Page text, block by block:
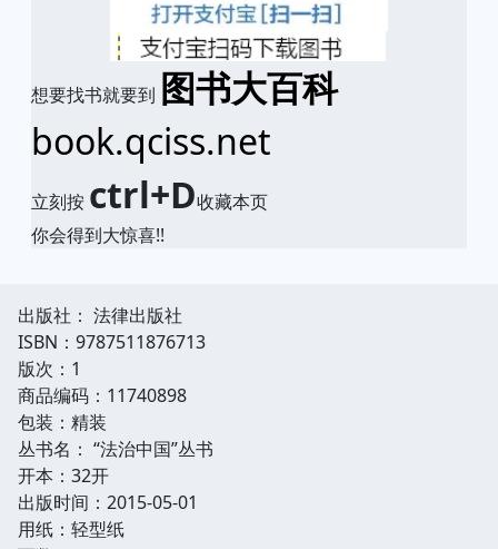
想要找书就要到 图书大百科
book.qciss.net
立刻按 ctrl+D收藏本页
你会得到大惊喜!!
出版社： 法律出版社
ISBN：9787511876713
版次：1
商品编码：11740898
包装：精装
丛书名： “法治中国”丛书
开本：32开
出版时间：2015-05-01
用纸：轻型纸